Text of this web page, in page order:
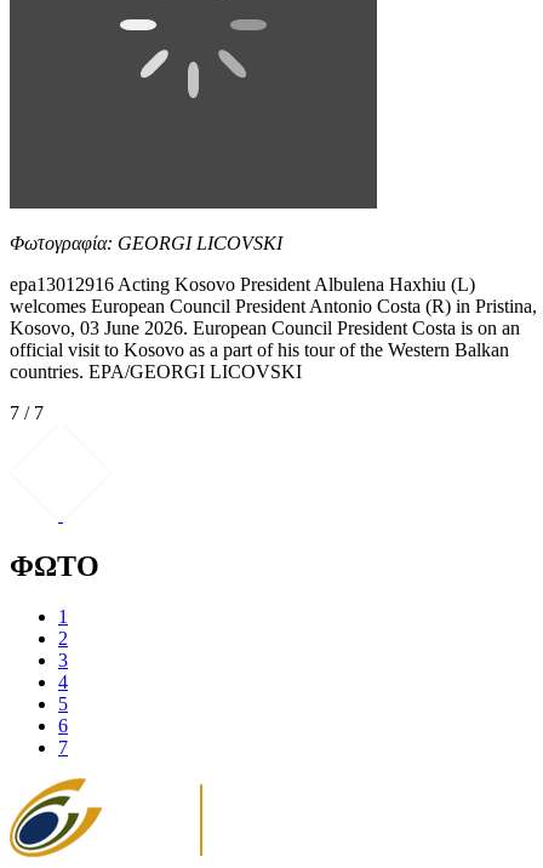
Φωτογραφία: GEORGI LICOVSKI
epa13012916 Acting Kosovo President Albulena Haxhiu (L)
welcomes European Council President Antonio Costa (R) in Pristina,
Kosovo, 03 June 2026. European Council President Costa is on an
official visit to Kosovo as a part of his tour of the Western Balkan
countries. EPA/GEORGI LICOVSKI
7 / 7
ΦΩΤΟ
1
2
3
4
5
6
7